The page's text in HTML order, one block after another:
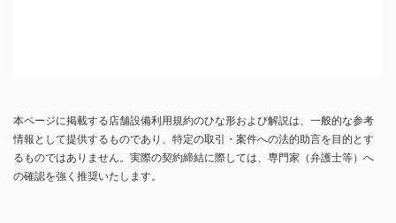
本ページに掲載する店舗設備利用規約のひな形および解説は、一般的な参考
情報として提供するものであり、特定の取引・案件への法的助言を目的とす
るものではありません。実際の契約締結に際しては、専門家（弁護士等）へ
の確認を強く推奨いたします。